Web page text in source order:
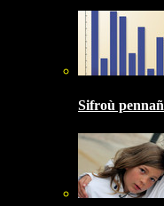
Sifroù pennañ